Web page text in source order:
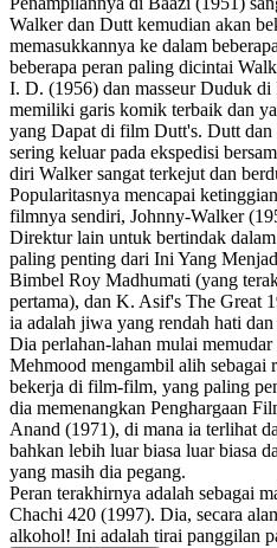
Walker dan Dutt kemudian akan
memasukkannya ke dalam
beberapa peran paling dicintai
I. D. (1956) dan masseur Duduk di
memiliki garis komik terbaik dan
yang Dapat di film Dutt's. Dutt dan
sering keluar pada ekspedisi
diri Walker sangat terkejut dan
Popularitasnya mencapai
filmnya sendiri, Johnny-Walker
Direktur lain untuk bertindak
paling penting dari Ini Yang
Bimbel Roy Madhumati (yang
pertama), dan K. Asif's The Great
ia adalah jiwa yang rendah hati
Dia perlahan-lahan mulai
Mehmood mengambil alih sebagai
bekerja di film-film, yang paling
dia memenangkan Penghargaan
Anand (1971), di mana ia terlihat
bahkan lebih luar biasa luar biasa
yang masih dia pegang.
Peran terakhirnya adalah sebagai
Chachi 420 (1997). Dia, secara
alkohol! Ini adalah tirai panggilan